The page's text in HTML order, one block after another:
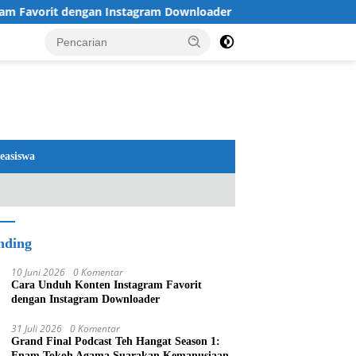
dengan Instagram Downloader
10 Juni 2026 0 Komentar
Cara Unduh Konten Instagram Favorit
dengan Instagram Downloader
31 Juli 2026 0 Komentar
Grand Final Podcast Teh Hangat Season 1: